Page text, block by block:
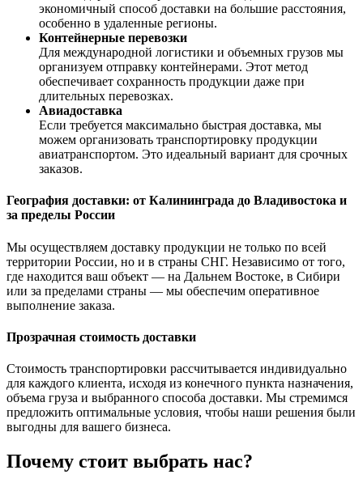
экономичный способ доставки на большие расстояния,
особенно в удаленные регионы.
Контейнерные перевозки
Для международной логистики и объемных грузов мы
организуем отправку контейнерами. Этот метод
обеспечивает сохранность продукции даже при
длительных перевозках.
Авиадоставка
Если требуется максимально быстрая доставка, мы
можем организовать транспортировку продукции
авиатранспортом. Это идеальный вариант для срочных
заказов.
География доставки: от Калининграда до Владивостока и
за пределы России
Мы осуществляем доставку продукции не только по всей
территории России, но и в страны СНГ. Независимо от того,
где находится ваш объект — на Дальнем Востоке, в Сибири
или за пределами страны — мы обеспечим оперативное
выполнение заказа.
Прозрачная стоимость доставки
Стоимость транспортировки рассчитывается индивидуально
для каждого клиента, исходя из конечного пункта назначения,
объема груза и выбранного способа доставки. Мы стремимся
предложить оптимальные условия, чтобы наши решения были
выгодны для вашего бизнеса.
Почему стоит выбрать нас?